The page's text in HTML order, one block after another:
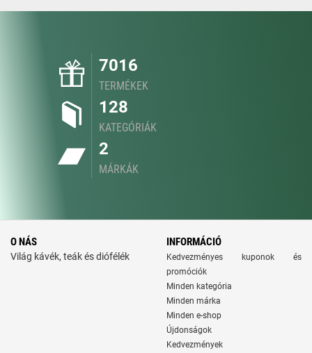
7016
TERMÉKEK
128
KATEGÓRIÁK
2
MÁRKÁK
O NÁS
Világ kávék, teák és diófélék
INFORMÁCIÓ
Kedvezményes kuponok és
promóciók
Minden kategória
Minden márka
Minden e-shop
Újdonságok
Kedvezmények